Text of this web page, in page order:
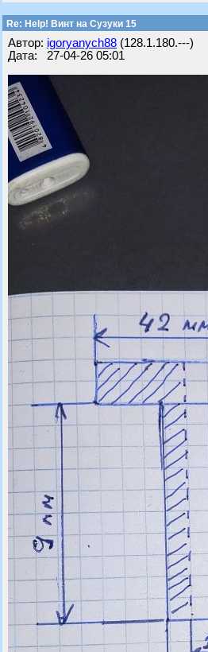
Re: Help! Винт на Сузуки 15
Автор: igoryanych88 (128.1.180.---)
Дата: 27-04-26 05:01